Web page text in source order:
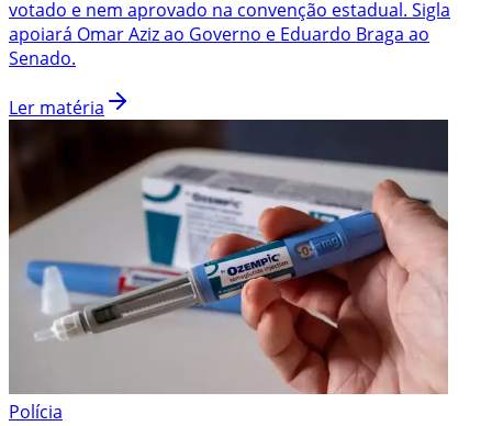
votado e nem aprovado na convenção estadual. Sigla
apoiará Omar Aziz ao Governo e Eduardo Braga ao
Senado.
Ler matéria
Polícia